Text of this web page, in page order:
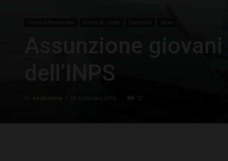
Punto Informazioni Datori di Lavoro Lavoratori News
Assunzione
dell’INPS
Di Redazione 18 Febbraio 2016 52